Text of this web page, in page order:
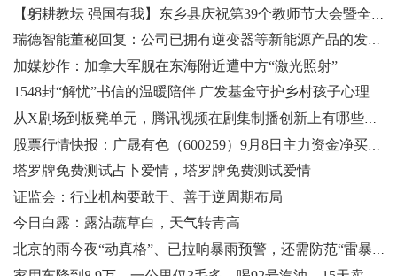
瑞德智能董秘回复：公司已拥有逆变器等新能源产品的发明专利和实用新型专利
加媒炒作：加拿大军舰在东海附近遭中方“激光照射”
1548封“解忧”书信的温暖陪伴 广发基金守护乡村孩子心理健康
塔罗牌免费测试占卜爱情，塔罗牌免费测试爱情
证监会：行业机构要敢于、善于逆周期布局
今日白露：露沾蔬草白，天气转青高